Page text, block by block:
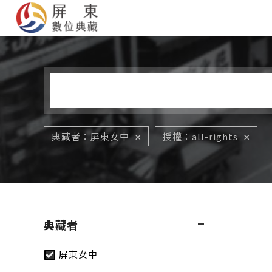
您在這裡
典藏者 屏東女中 授權 all-rights
典藏者
屏東女中